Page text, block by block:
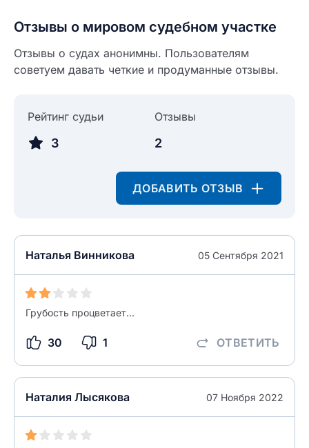
Отзывы о мировом судебном участке
Отзывы о судах анонимны. Пользователям
советуем давать четкие и продуманные отзывы.
Рейтинг судьи
3
Отзывы
2
ДОБАВИТЬ ОТЗЫВ
Наталья Винникова 05 Сентября 2021
Грубость процветает...
30 1 ОТВЕТИТЬ
Наталия Лысякова 07 Ноября 2022
Введите свое имя
Введите свой e-mail
0/500
Как вы оцените судебный участок?
разрешить публикацию отзыва
Введите свой номер телефона
Ответ на отзыв
ОСТАВИТЬ ОТЗЫВ
Название населенного пункта
НАЙТИ МЕНЯ